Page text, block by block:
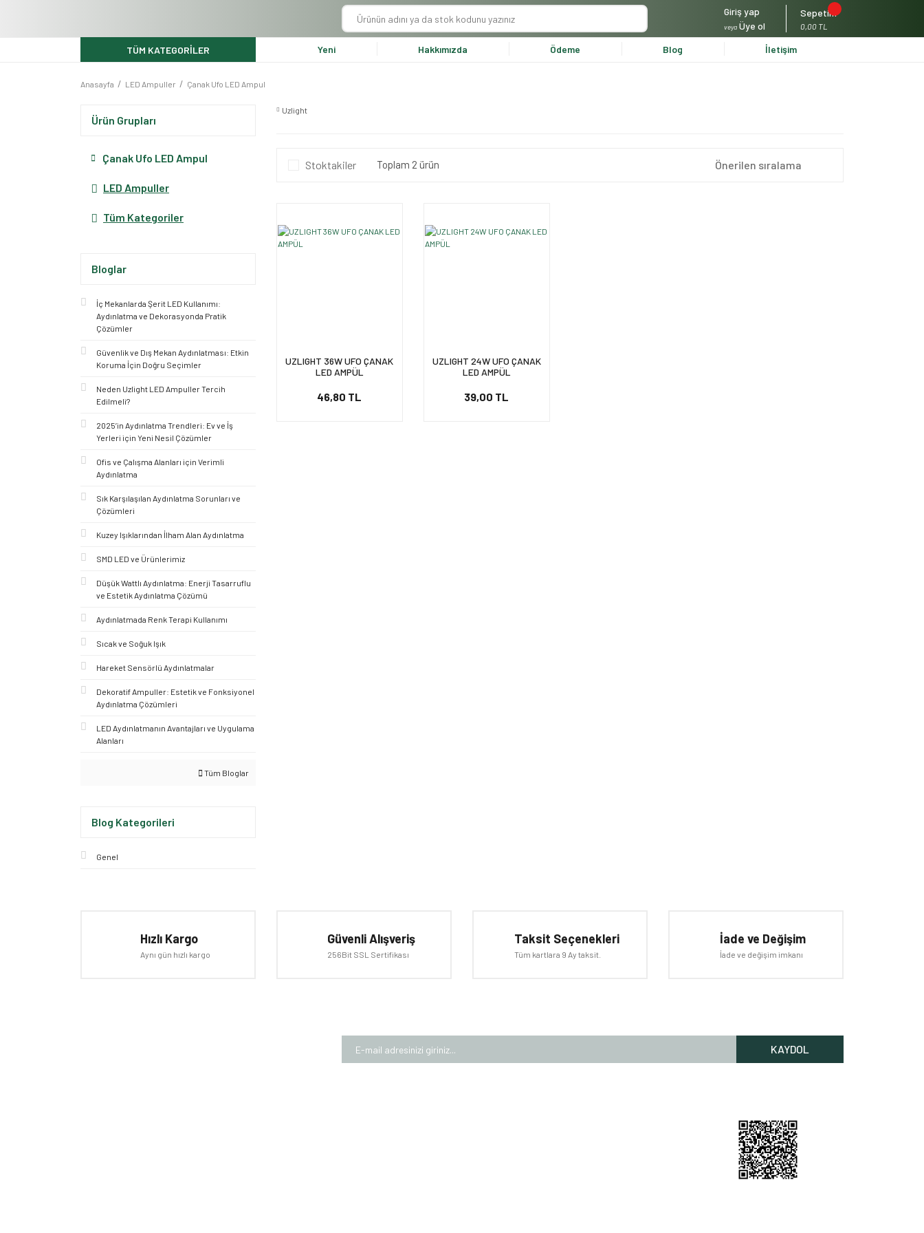
Giriş yap
veya Üye ol
Sepetim
0,00 TL
TÜM KATEGORİLER Yeni Hakkımızda Ödeme Blog İletişim
Anasayfa LED Ampuller Çanak Ufo LED Ampul
Ürün Grupları
Çanak Ufo LED Ampul
LED Ampuller
Tüm Kategoriler
Bloglar
İç Mekanlarda Şerit LED Kullanımı:
Aydınlatma ve Dekorasyonda Pratik
Çözümler
Güvenlik ve Dış Mekan Aydınlatması: Etkin
Koruma İçin Doğru Seçimler
Neden Uzlight LED Ampuller Tercih
Edilmeli?
2025’in Aydınlatma Trendleri: Ev ve İş
Yerleri için Yeni Nesil Çözümler
Ofis ve Çalışma Alanları için Verimli
Aydınlatma
Sık Karşılaşılan Aydınlatma Sorunları ve
Çözümleri
Kuzey Işıklarından İlham Alan Aydınlatma
SMD LED ve Ürünlerimiz
Düşük Wattlı Aydınlatma: Enerji Tasarruflu
ve Estetik Aydınlatma Çözümü
Aydınlatmada Renk Terapi Kullanımı
Sıcak ve Soğuk Işık
Hareket Sensörlü Aydınlatmalar
Dekoratif Ampuller: Estetik ve Fonksiyonel
Aydınlatma Çözümleri
LED Aydınlatmanın Avantajları ve Uygulama
Alanları
Tüm Bloglar
Blog Kategorileri
Genel
Uzlight
Stoktakiler Toplam 2 ürün
UZLIGHT 36W UFO ÇANAK
LED AMPÜL
46,80 TL
UZLIGHT 24W UFO ÇANAK
LED AMPÜL
39,00 TL
Hızlı Kargo
Aynı gün hızlı kargo
Güvenli Alışveriş
256Bit SSL Sertifikası
Taksit Seçenekleri
Tüm kartlara 9 Ay taksit.
İade ve Değişim
İade ve değişim imkanı
KAYDOL